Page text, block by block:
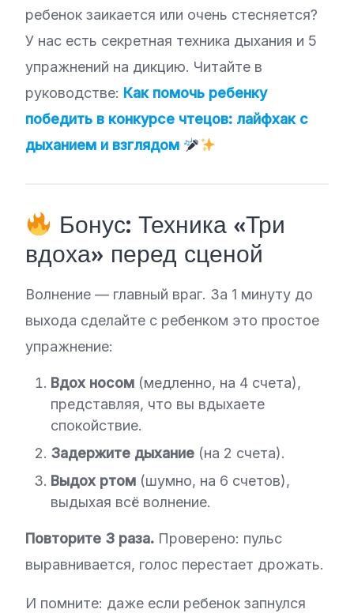
ребенок заикается или очень стесняется?
У нас есть секретная техника дыхания и 5
упражнений на дикцию. Читайте в
руководстве: Как помочь ребенку
победить в конкурсе чтецов: лайфхак с
дыханием и взглядом
Бонус: Техника «Три
вдоха» перед сценой
Волнение — главный враг. За 1 минуту до
выхода сделайте с ребенком это простое
упражнение:
Вдох носом (медленно, на 4 счета),
представляя, что вы вдыхаете
спокойствие.
Задержите дыхание (на 2 счета).
Выдох ртом (шумно, на 6 счетов),
выдыхая всё волнение.
Повторите 3 раза. Проверено: пульс
выравнивается, голос перестает дрожать.
И помните: даже если ребенок запнулся